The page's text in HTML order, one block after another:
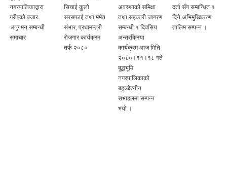
नगरपालिकाद्वारा
गरीएको बजार
अनुगमन सम्बन्धी
समाचार
सिचाई‌ कुलो
सरसफाई तथा मर्मत
संभार, प्रधामन्त्री
रोजगार कार्यक्रम
तर्फ २०८०
अवस्थाको समिक्षा
तथा सहकारी जागरण
सम्बन्धी १ दिवसिय
अन्तरक्रिया
कार्यक्रम आज मिति
२०८०।११।१८ गते
बुद्धभूमि
नगरपालिकाको
बहुउद्देश्यीय
सभाहलमा सम्पन्न
भयो ।
दर्ता सँग सम्बन्धित १
दिने अभिमुखिकरण
तालिम सम्पन्न ।